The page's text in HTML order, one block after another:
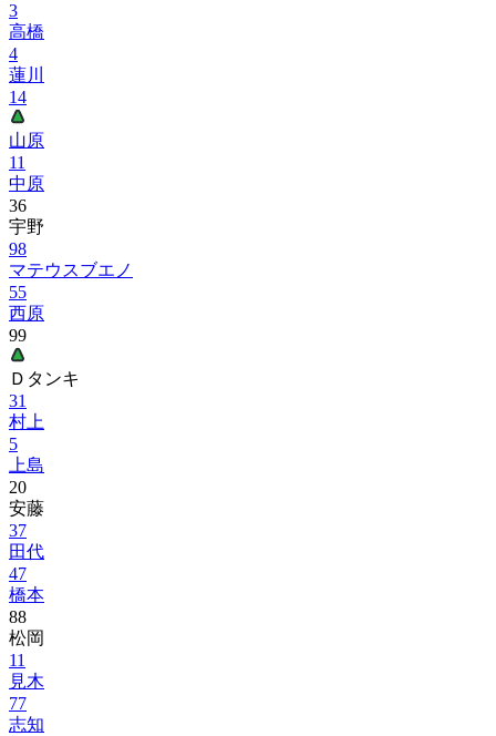
3
高橋
4
蓮川
14
山原
11
中原
36
宇野
98
マテウスブエノ
55
西原
99
Ｄタンキ
31
村上
5
上島
20
安藤
37
田代
47
橋本
88
松岡
11
見木
77
志知